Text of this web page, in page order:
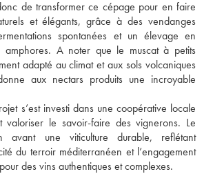
de transformer ce cépage pour en faire
et élégants, grâce à des vendanges
spontanées et un élevage en
A noter que le muscat à petits
adapté au climat et aux sols volcaniques
aux nectars produits une incroyable
s’est investi dans une coopérative locale
valoriser le savoir-faire des vignerons. Le
avant une viticulture durable, reflétant
du terroir méditerranéen et l’engagement
des vins authentiques et complexes.